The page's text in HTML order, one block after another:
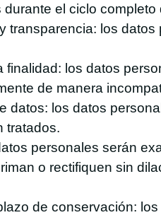
el ciclo
transparencia: los
finalidad: los datos
de manera
datos: los datos
tratados.
personales serán
o rectifiquen sin
de conservación: